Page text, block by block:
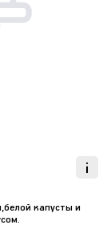
капусты и